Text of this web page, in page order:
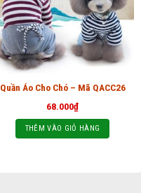
Quần Áo Cho Chó – Mã QACC26
68.000₫
THÊM VÀO GIỎ HÀNG